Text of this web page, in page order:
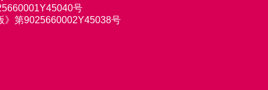
号
第9025660002Y45038号